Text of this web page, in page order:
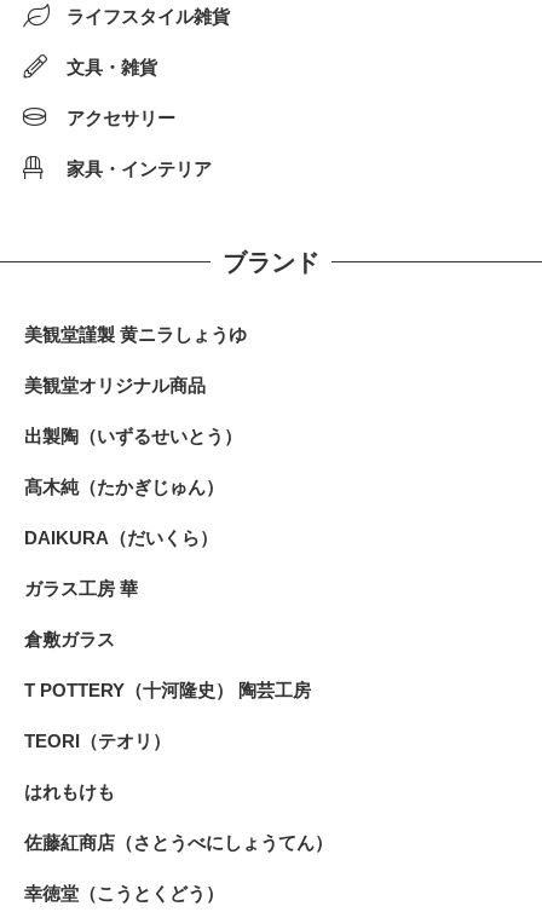
ライフスタイル雑貨
文具・雑貨
アクセサリー
家具・インテリア
ブランド
美観堂謹製 黄ニラしょうゆ
美観堂オリジナル商品
出製陶（いずるせいとう）
髙木純（たかぎじゅん）
DAIKURA（だいくら）
ガラス工房 華
倉敷ガラス
T POTTERY（十河隆史） 陶芸工房
TEORI（テオリ）
はれもけも
佐藤紅商店（さとうべにしょうてん）
幸徳堂（こうとくどう）